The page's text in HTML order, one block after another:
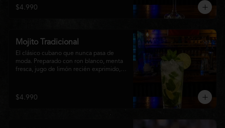
cóctel equilibrado, de notas cítricas y
sabor intenso, perfecto para disfrutar en
$4.990
Mojito Tradicional
El clásico cubano que nunca pasa de
moda. Preparado con ron blanco, menta
fresca, jugo de limón recién exprimido,
aromático y perfectamente equilibrado,
ideal para disfrutar en cualquier ocasión.
$4.990